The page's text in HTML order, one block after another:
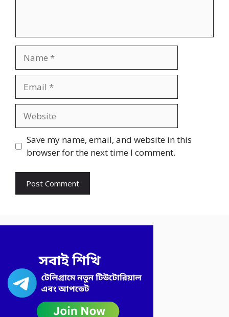
Save my name, email, and website in this
browser for the next time I comment.